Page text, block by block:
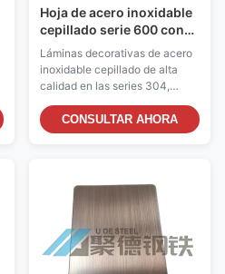
Hoja de acero inoxidable
cepillado serie 600 con
alta resistencia a la
corrosión para
aplicaciones de placas
Láminas decorativas de acero
inoxidable cepillado de alta
calidad en las series 304,
304L, 316, 316L y 600.
Presenta alta resistencia a la
corrosión, revestimiento
Certificado JIS con tamaños
personalizados y servicios de
procesamiento disponibles
para proyectos B2B.
CONSULTAR AHORA